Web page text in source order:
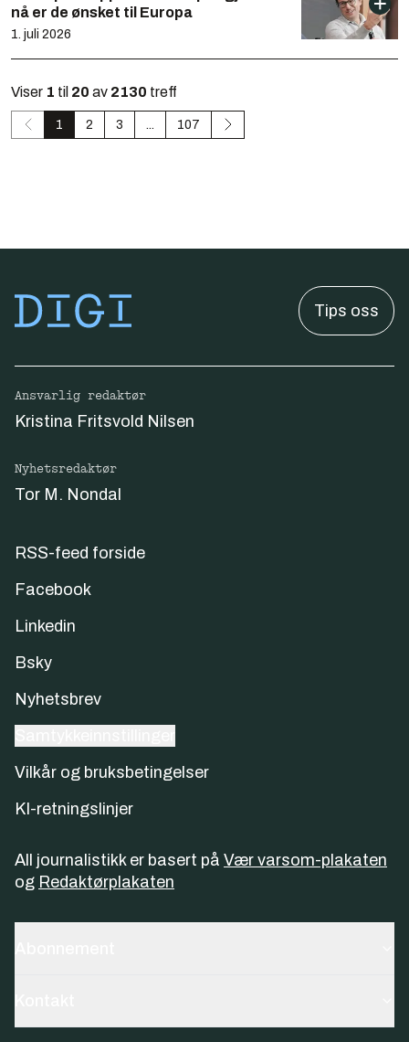
nå er de ønsket til Europa
1. juli 2026
Viser 1 til 20 av 2130 treff
1 2 3 107
Tips oss
Ansvarlig redaktør
Kristina Fritsvold Nilsen
Nyhetsredaktør
Tor M. Nondal
RSS-feed forside
Facebook
Linkedin
Bsky
Nyhetsbrev
Vilkår og bruksbetingelser
KI-retningslinjer
All journalistikk er basert på Vær varsom-plakaten
og Redaktørplakaten